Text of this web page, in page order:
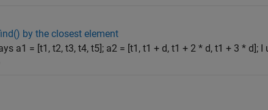
by the closest element
a1 = [t1, t2, t3, t4, t5]; a2 = [t1, t1 + d, t1 + 2 * d, t1 + 3 * d]; I